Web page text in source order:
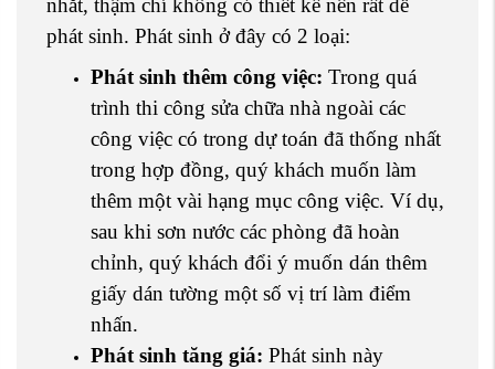
nhắt, thậm chí không có thiết kế nên rất dễ
phát sinh. Phát sinh ở đây có 2 loại:
Phát sinh thêm công việc: Trong quá
trình thi công sửa chữa nhà ngoài các
công việc có trong dự toán đã thống nhất
trong hợp đồng, quý khách muốn làm
thêm một vài hạng mục công việc. Ví dụ,
sau khi sơn nước các phòng đã hoàn
chỉnh, quý khách đổi ý muốn dán thêm
giấy dán tường một số vị trí làm điểm
nhấn.
Phát sinh tăng giá: Phát sinh này